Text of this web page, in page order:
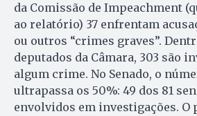
da Comissão de Impeachment
ao relatório) 37 enfrentam
ou outros “crimes graves”.
deputados da Câmara, 303 são
algum crime. No Senado, o
ultrapassa os 50%: 49 dos 81
envolvidos em investigações. O